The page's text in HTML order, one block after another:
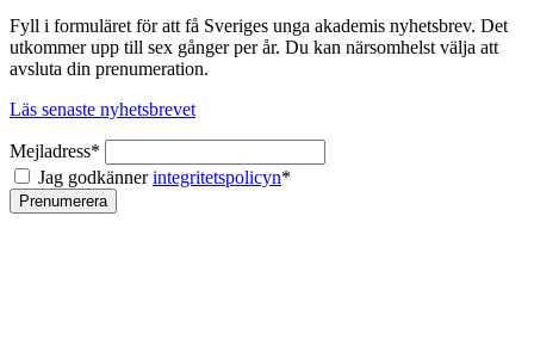
Fyll i formuläret för att få Sveriges unga akademis nyhetsbrev. Det
utkommer upp till sex gånger per år. Du kan närsomhelst välja att
avsluta din prenumeration.
Läs senaste nyhetsbrevet
Mejladress*
Jag godkännerintegritetspolicyn*
Prenumerera